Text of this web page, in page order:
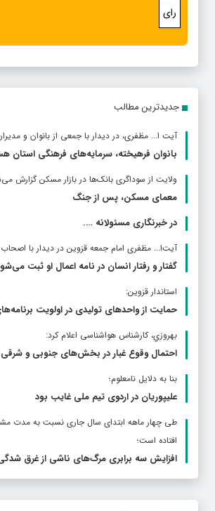
رای
جدیدترین مطالب
آیت ا... مظفری، در دیدار با جمعی از بانوان و
بانوان فرهیخته، سرمایه‌های فرهنگی استان
ولایت از سوداگری بانک‌ها در بازار مسکن گزارش
معمای مسکن، پس از جنگ
در خبرنگاری مسئولانه ….
آیت‌ا... مظفری امام جمعه قزوین در دیدار با اصحاب
گفتار و رفتار انسان در نامه اعمال او ثبت
استاندار قزوین:
حمایت از واحدهای تولیدی در اولویت
بهروزي، کارشناس هواشناسی اعلام کرد:
احتمال وقوع غبار در بخش‌های جنوبی و
بنا به دلایل نامعلوم؛
علیپوریان در اردوی تیم ملی غایب بود
طی چهار ماهه ابتدای سال جاری نسبت به مدت
افتاده است؛
افزایش سه برابری مرگ‌های ناشی از غرق